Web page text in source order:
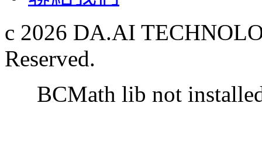
c 2026 DA.AI
Reserved.
BCMath lib not